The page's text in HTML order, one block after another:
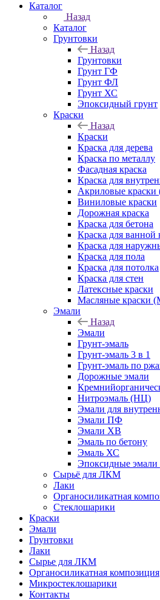
Каталог
Назад
Каталог
Грунтовки
Назад
Грунтовки
Грунт ГФ
Грунт ФЛ
Грунт ХС
Эпоксидный грунт
Краски
Назад
Краски
Краска для дерева
Краска по металлу
Фасадная краска
Краска для
Акриловые
Виниловые краски
Дорожная краска
Краска для бетона
Краска для ванной
Краска для
Краска для пола
Краска для потолка
Краска для стен
Латексные краски
Масляные краски
Эмали
Назад
Эмали
Грунт-эмаль
Грунт-эмаль 3 в 1
Грунт-эмаль по
Дорожные эмали
Нитроэмаль (НЦ)
Эмали для
Эмали ПФ
Эмали ХВ
Эмаль по бетону
Эмаль ХС
Эпоксидные
Сырьё для ЛКМ
Лаки
Органосиликатная
Стеклошарики
Краски
Эмали
Грунтовки
Лаки
Сырье для ЛКМ
Органосиликатная композиция
Микростеклошарики
Контакты